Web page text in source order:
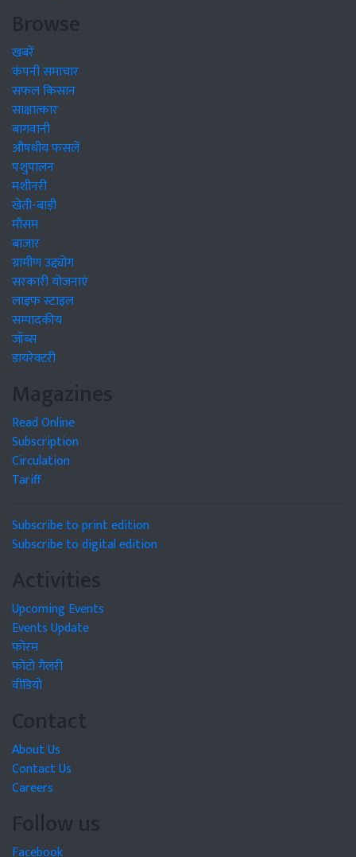
Browse
खबरें
कंपनी समाचार
सफल किसान
साक्षात्कार
बागवानी
औषधीय फसलें
पशुपालन
मशीनरी
खेती-बाड़ी
मौसम
बाजार
ग्रामीण उद्द्योग
सरकारी योजनाएं
लाइफ स्टाइल
सम्पादकीय
जॉब्स
डायरेक्टरी
Magazines
Read Online
Subscription
Circulation
Tariff
Subscribe to print edition
Subscribe to digital edition
Activities
Upcoming Events
Events Update
फोरम
फोटो गैलरी
वीडियो
Contact
About Us
Contact Us
Careers
Follow us
Facebook